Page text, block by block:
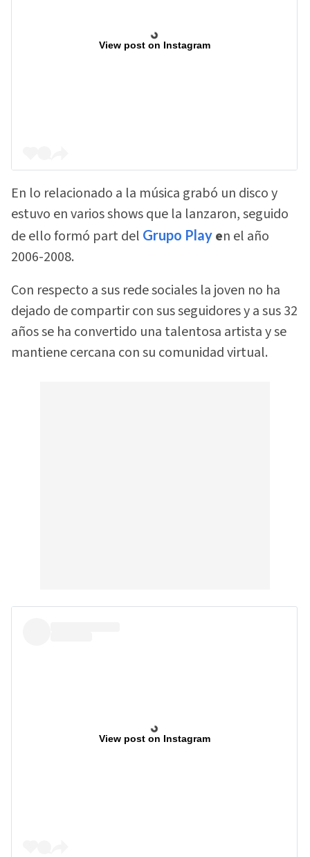
View post on Instagram
En lo relacionado a la música grabó un disco y
estuvo en varios shows que la lanzaron, seguido
de ello formó part del Grupo Play en el año
2006-2008.
Con respecto a sus rede sociales la joven no ha
dejado de compartir con sus seguidores y a sus 32
años se ha convertido una talentosa artista y se
mantiene cercana con su comunidad virtual.
View post on Instagram